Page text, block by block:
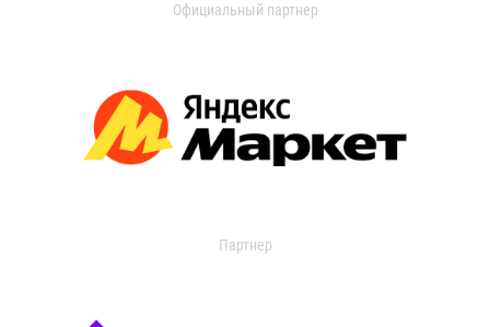
Официальный партнер
Партнер